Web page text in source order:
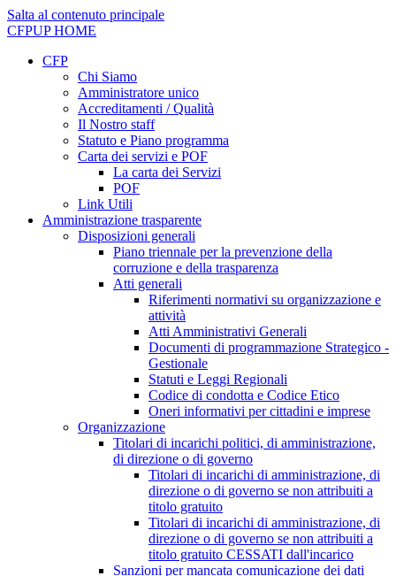
Salta al contenuto principale
CFPUPHOME
CFP
Chi Siamo
Amministratore unico
Accreditamenti / Qualità
Il Nostro staff
Statuto e Piano programma
Carta dei servizi e POF
La carta dei Servizi
POF
Link Utili
Amministrazione trasparente
Disposizioni generali
Piano triennale per la prevenzione della
corruzione e della trasparenza
Atti generali
Riferimenti normativi su organizzazione e
attività
Atti Amministrativi Generali
Documenti di programmazione Strategico -
Gestionale
Statuti e Leggi Regionali
Codice di condotta e Codice Etico
Oneri informativi per cittadini e imprese
Organizzazione
Titolari di incarichi politici, di amministrazione,
di direzione o di governo
Titolari di incarichi di amministrazione, di
direzione o di governo se non attribuiti a
titolo gratuito
Titolari di incarichi di amministrazione, di
direzione o di governo se non attribuiti a
titolo gratuito CESSATI dall'incarico
Sanzioni per mancata comunicazione dei dati